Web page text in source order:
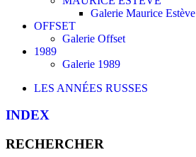
Galerie Maurice Estève
OFFSET
Galerie Offset
1989
Galerie 1989
LES ANNÉES RUSSES
INDEX
RECHERCHER